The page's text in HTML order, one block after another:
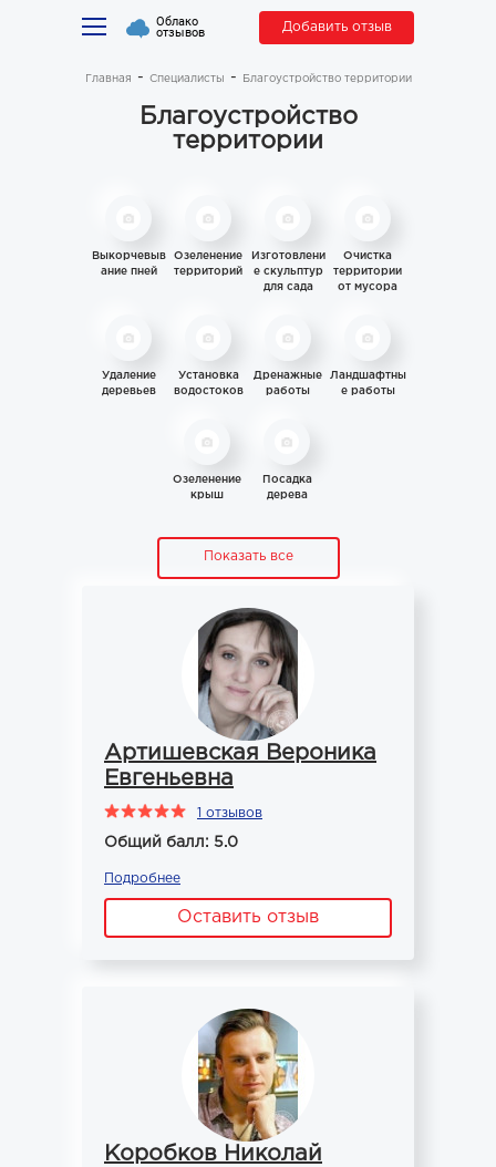
Облако
отзывов Добавить отзыв
Главная Специалисты Благоустройство территории
Благоустройство
территории
Выкорчевыв
ание пней
Озеленение
территорий
Изготовлени
е скульптур
для сада
Очистка
территории
от мусора
Удаление
деревьев
Установка
водостоков
Дренажные
работы
Ландшафтны
е работы
Озеленение
крыш
Посадка
дерева
Показать все
Артишевская Вероника
Евгеньевна
1 отзывов
Общий балл: 5.0
Подробнее
Оставить отзыв
Коробков Николай